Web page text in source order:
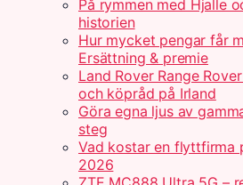
På rymmen med Hjalle
historien
Hur mycket pengar får
Ersättning & premie
Land Rover Range
och köpråd på Irland
Göra egna ljus av
steg
Vad kostar en flyttfirma
2026